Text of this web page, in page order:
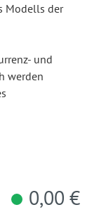
Modells der
und
werden
0,00 €